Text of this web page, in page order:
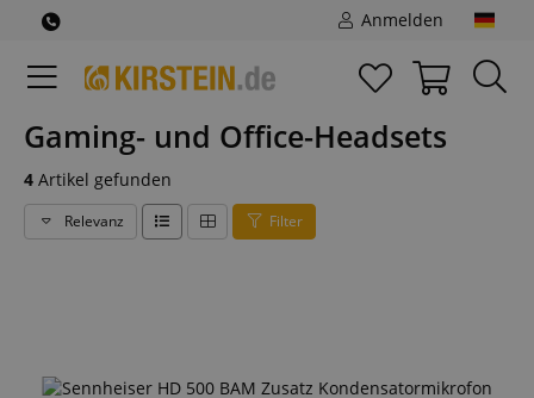
Anmelden
Gaming- und Office-Headsets
4 Artikel gefunden
Relevanz Filter